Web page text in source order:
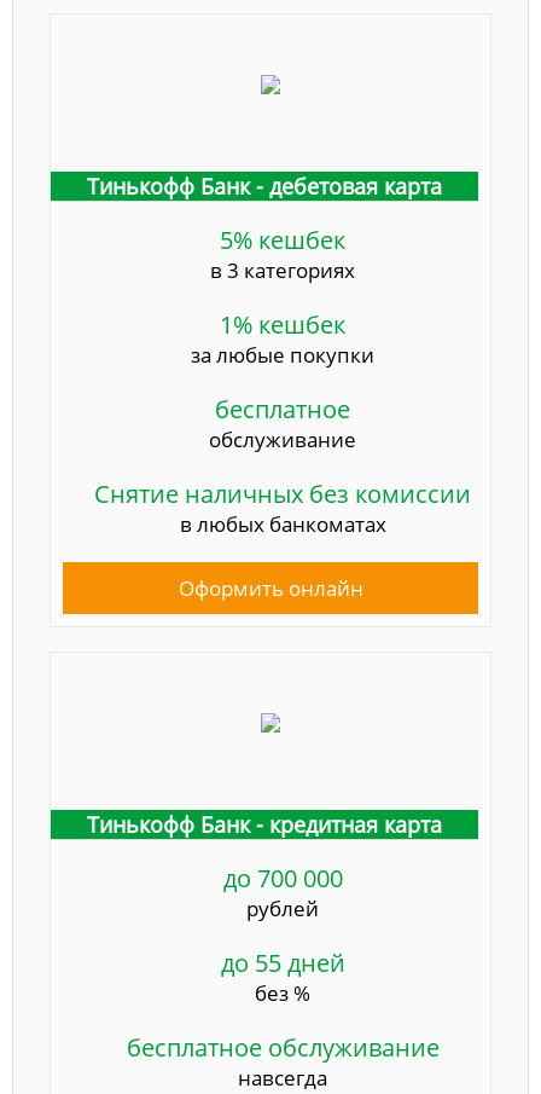
Тинькофф Банк - дебетовая карта
5% кешбек
в 3 категориях
1% кешбек
за любые покупки
бесплатное
обслуживание
Снятие наличных без комиссии
в любых банкоматах
Оформить онлайн
Тинькофф Банк - кредитная карта
до 700 000
рублей
до 55 дней
без %
бесплатное обслуживание
навсегда